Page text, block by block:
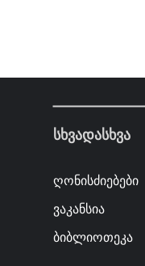
სხვადასხვა
ღონისძიებები
ვაკანსია
ბიბლიოთეკა